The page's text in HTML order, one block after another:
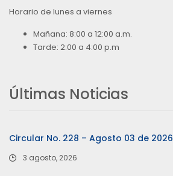
Horario de lunes a viernes
Mañana: 8:00 a 12:00 a.m.
Tarde: 2:00 a 4:00 p.m
Últimas Noticias
Circular No. 228 – Agosto 03 de 2026
3 agosto, 2026